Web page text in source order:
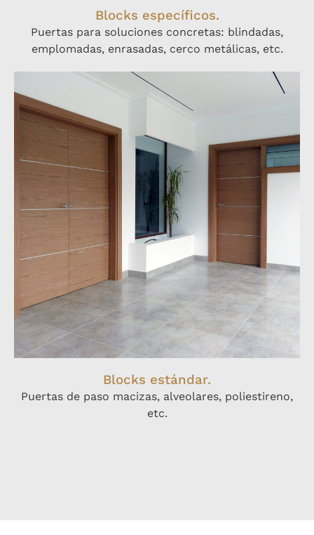
Blocks específicos.
Puertas para soluciones concretas: blindadas,
emplomadas, enrasadas, cerco metálicas, etc.
Blocks estándar.
Puertas de paso macizas, alveolares, poliestireno,
etc.